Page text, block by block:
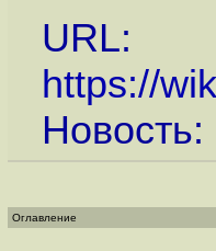
URL:
https://
Новость:
Оглавление